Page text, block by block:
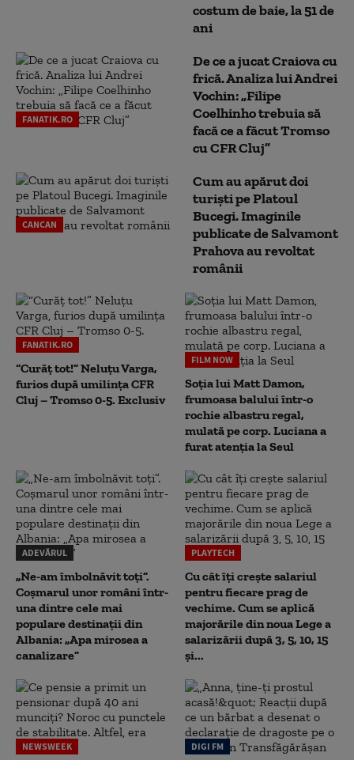
costum de baie, la 51 de
ani
FANATIK.RO
De ce a jucat Craiova cu
frică. Analiza lui Andrei
Vochin: „Filipe
Coelhinho trebuia să
facă ce a făcut Tromso
cu CFR Cluj”
CANCAN
Cum au apărut doi
turiști pe Platoul
Bucegi. Imaginile
publicate de Salvamont
Prahova au revoltat
românii
FANATIK.RO
“Curăț tot!” Neluțu Varga,
furios după umilința CFR
Cluj – Tromso 0-5. Exclusiv
FILM NOW
Soția lui Matt Damon,
frumoasa balului într-o
rochie albastru regal,
mulată pe corp. Luciana a
furat atenția la Seul
ADEVĂRUL
„Ne-am îmbolnăvit toți”.
Coșmarul unor români într-
una dintre cele mai
populare destinații din
Albania: „Apa mirosea a
canalizare”
PLAYTECH
Cu cât îți crește salariul
pentru fiecare prag de
vechime. Cum se aplică
majorările din noua Lege a
salarizării după 3, 5, 10, 15
și...
NEWSWEEK DIGI FM